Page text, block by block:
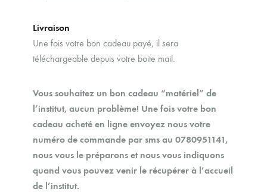
Livraison
Une fois votre bon cadeau payé, il sera
téléchargeable depuis votre boite mail.
Vous souhaitez un bon cadeau “matériel” de
l’institut, aucun problème! Une fois votre bon
cadeau acheté en ligne envoyez nous votre
numéro de commande par sms au 0780951141,
nous vous le préparons et nous vous indiquons
quand vous pouvez venir le récupérer à l’accueil
de l’institut.